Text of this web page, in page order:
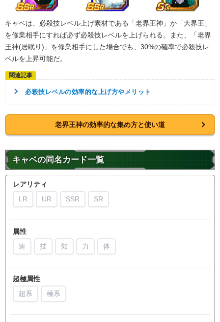
キャベは、必殺技レベル上げ素材である「老界王神」か「大界王」
を修業相手にすれば必ず必殺技レベルを上げられる。また、「老界
王神(居眠り)」を修業相手にした場合でも、30%の確率で必殺技レ
ベルを上昇可能だ。
必殺技レベルの効率的な上げ方やメリット
老界王神の効率的な集め方と使い道
キャベの同名カード一覧
レアリティ
LR
UR SSR SR
属性
速
技 知 力 体
超極属性
超系
極系